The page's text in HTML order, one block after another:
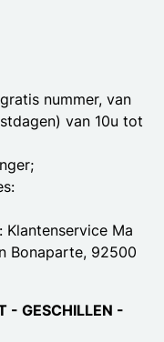
nummer, van
van 10u tot
Ma
Bonaparte, 92500
- GESCHILLEN -